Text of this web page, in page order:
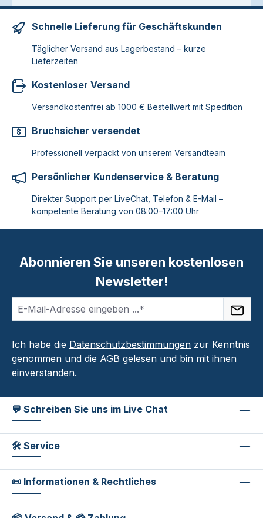
Schnelle Lieferung für Geschäftskunden
Täglicher Versand aus Lagerbestand – kurze
Lieferzeiten
Kostenloser Versand
Versandkostenfrei ab 1000 € Bestellwert mit Spedition
Bruchsicher versendet
Professionell verpackt von unserem Versandteam
Persönlicher Kundenservice & Beratung
Direkter Support per LiveChat, Telefon & E-Mail –
kompetente Beratung von 08:00–17:00 Uhr
Abonnieren Sie unseren kostenlosen
Newsletter!
Ich habe die Datenschutzbestimmungen zur Kenntnis
genommen und die AGB gelesen und bin mit ihnen
einverstanden.
💬 Schreiben Sie uns im Live Chat
🛠 Service
📜 Informationen & Rechtliches